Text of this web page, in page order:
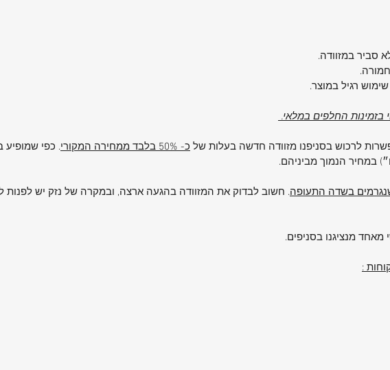
סביר במזוודה.
רגיל במוצר.
בזמינות החלפים במלאי.
לרכוש בסניפנו מזוודה חדשה בעלות של כ- 50% בלבד ממחירה המקורי
. כפי שמופיע
במחיר הנמוך מביניהם.
שנגרמים בשדה התעופה. חשוב לבדוק את המזוודה בהגעה ארצה, ובמקרה של נזק יש לפנות
מאחד מנציגנו בסניפים.
: